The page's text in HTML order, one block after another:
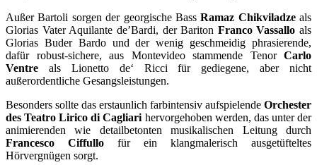
Außer Bartoli sorgen der georgische BassRamaz Chikviladzeals
Glorias Vater Aquilante de’Bardi, der Bariton Franco Vassallo als
Glorias Buder Bardo und der wenig geschmeidig phrasierende,
dafür robust-sichere, aus Montevideo stammende Tenor Carlo
Ventre als Lionetto de‘ Ricci für gediegene, aber nicht
außerordentliche Gesangsleistungen.
Besonders sollte das erstaunlich farbintensiv aufspielende Orchester
des Teatro Lirico di Cagliari hervorgehoben werden, das unter der
animierenden wie detailbetonten musikalischen Leitung durch
Francesco Ciffullo für ein klangmalerisch ausgetüfteltes
Hörvergnügen sorgt.